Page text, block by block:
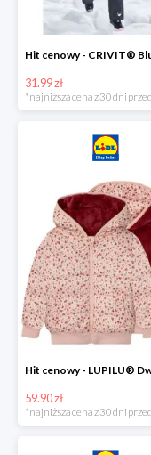
31.99 zł
59.90 zł